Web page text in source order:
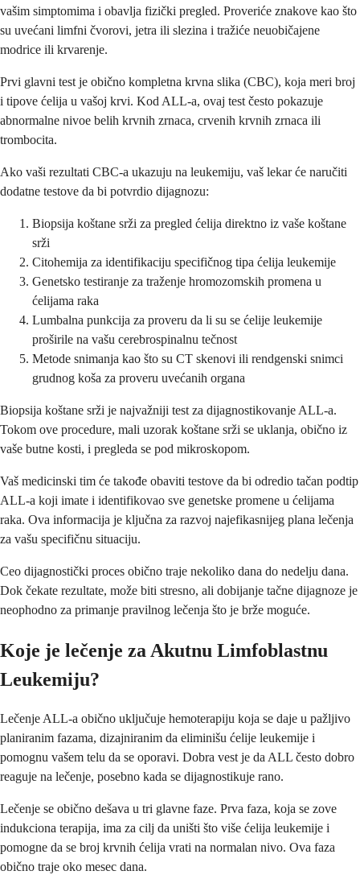
vašim simptomima i obavlja fizički pregled. Proveriće znakove kao što
su uvećani limfni čvorovi, jetra ili slezina i tražiće neuobičajene
modrice ili krvarenje.
Prvi glavni test je obično kompletna krvna slika (CBC), koja meri broj
i tipove ćelija u vašoj krvi. Kod ALL-a, ovaj test često pokazuje
abnormalne nivoe belih krvnih zrnaca, crvenih krvnih zrnaca ili
trombocita.
Ako vaši rezultati CBC-a ukazuju na leukemiju, vaš lekar će naručiti
dodatne testove da bi potvrdio dijagnozu:
Biopsija koštane srži za pregled ćelija direktno iz vaše koštane
srži
Citohemija za identifikaciju specifičnog tipa ćelija leukemije
Genetsko testiranje za traženje hromozomskih promena u
ćelijama raka
Lumbalna punkcija za proveru da li su se ćelije leukemije
proširile na vašu cerebrospinalnu tečnost
Metode snimanja kao što su CT skenovi ili rendgenski snimci
grudnog koša za proveru uvećanih organa
Biopsija koštane srži je najvažniji test za dijagnostikovanje ALL-a.
Tokom ove procedure, mali uzorak koštane srži se uklanja, obično iz
vaše butne kosti, i pregleda se pod mikroskopom.
Vaš medicinski tim će takođe obaviti testove da bi odredio tačan podtip
ALL-a koji imate i identifikovao sve genetske promene u ćelijama
raka. Ova informacija je ključna za razvoj najefikasnijeg plana lečenja
za vašu specifičnu situaciju.
Ceo dijagnostički proces obično traje nekoliko dana do nedelju dana.
Dok čekate rezultate, može biti stresno, ali dobijanje tačne dijagnoze je
neophodno za primanje pravilnog lečenja što je brže moguće.
Koje je lečenje za Akutnu Limfoblastnu
Leukemiju?
Lečenje ALL-a obično uključuje hemoterapiju koja se daje u pažljivo
planiranim fazama, dizajniranim da eliminišu ćelije leukemije i
pomognu vašem telu da se oporavi. Dobra vest je da ALL često dobro
reaguje na lečenje, posebno kada se dijagnostikuje rano.
Lečenje se obično dešava u tri glavne faze. Prva faza, koja se zove
indukciona terapija, ima za cilj da uništi što više ćelija leukemije i
pomogne da se broj krvnih ćelija vrati na normalan nivo. Ova faza
obično traje oko mesec dana.